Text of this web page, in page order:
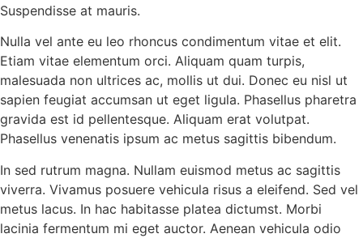
Suspendisse at mauris.
Nulla vel ante eu leo rhoncus condimentum vitae et elit.
Etiam vitae elementum orci. Aliquam quam turpis,
malesuada non ultrices ac, mollis ut dui. Donec eu nisl ut
sapien feugiat accumsan ut eget ligula. Phasellus pharetra
gravida est id pellentesque. Aliquam erat volutpat.
Phasellus venenatis ipsum ac metus sagittis bibendum.
In sed rutrum magna. Nullam euismod metus ac sagittis
viverra. Vivamus posuere vehicula risus a eleifend. Sed vel
metus lacus. In hac habitasse platea dictumst. Morbi
lacinia fermentum mi eget auctor. Aenean vehicula odio